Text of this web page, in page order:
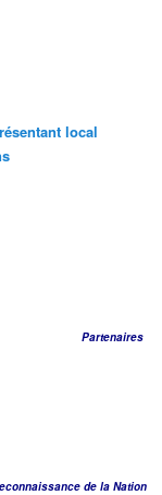
local
Partenaires
de la Nation